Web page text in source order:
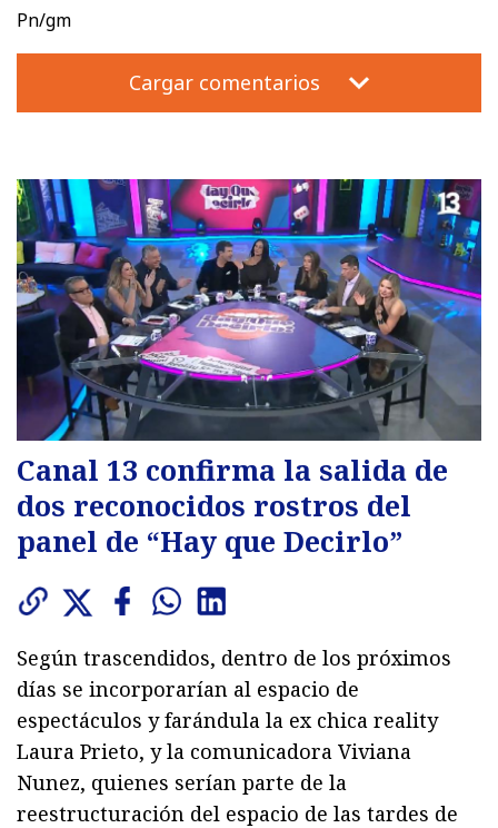
Pn/gm
Cargar comentarios
Canal 13 confirma la salida de
dos reconocidos rostros del
panel de “Hay que Decirlo”
Según trascendidos, dentro de los próximos
días se incorporarían al espacio de
espectáculos y farándula la ex chica reality
Laura Prieto, y la comunicadora Viviana
Nunez, quienes serían parte de la
reestructuración del espacio de las tardes de